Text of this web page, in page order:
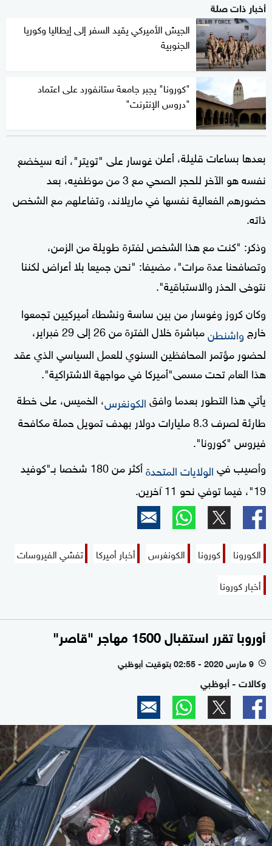
أخبار ذات صلة
الجيش الأميركي يقيد السفر إلى إيطاليا وكوريا
الجنوبية
"كورونا" يجبر جامعة ستانفورد على اعتماد
"دروس الإنترنت"
بعدها بساعات قليلة، أعلنغوسار على "تويتر"، أنه سيخضع
نفسه هو الآخر للحجر الصحي مع 3 من موظفيه، بعد
حضورهم الفعالية نفسها في ماريلاند، وتفاعلهم مع الشخص
ذاته.
وذكر: "كنت مع هذا الشخص لفترة طويلة من الزمن،
وتصافحنا عدة مرات"، مضيفا: "نحن جميعا بلا أعراض لكننا
نتوخى الحذر والاستباقية".
وكان كروز وغوسار من بين ساسة ونشطاء أميركيين تجمعوا
خارجواشنطن
مباشرة خلال الفترة من 26 إلى 29 فبراير،
لحضور مؤتمر المحافظين السنوي للعمل السياسي الذي عقد
هذا العام تحت مسمى"أميركا في مواجهة الاشتراكية".
يأتي هذا التطور بعدما وافقالكونغرس، الخميس، على خطة
طارئة لصرف 8.3 مليارات دولار بهدف تمويل حملة مكافحة
فيروس "كورونا".
وأصيب فيالولايات المتحدة
أكثر من 180 شخصا بـ"كوفيد
19"، فيما توفي نحو 11 آخرين.
الكورونا كورونا الكونغرس أخبار أميركا
تفشي الفيروسات
أخبار كورونا
أوروبا تقرر استقبال 1500 مهاجر "قاصر"
l 9 مارس 2020 - 02:55 بتوقيت أبوظبي
وكالات - أبوظبي